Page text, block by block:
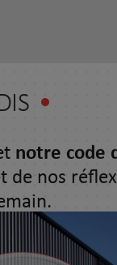
notre code
de nos